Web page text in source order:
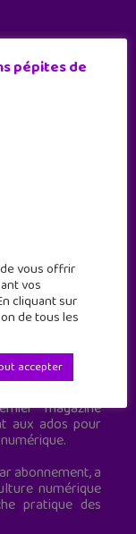
numérique
magazine
aux ados pour
abonnement, a
numérique
pratique des
pépites de
vous offrir
vos
cliquant sur
de tous les
accepter